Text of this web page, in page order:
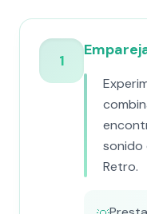
1
sonido
Retro.